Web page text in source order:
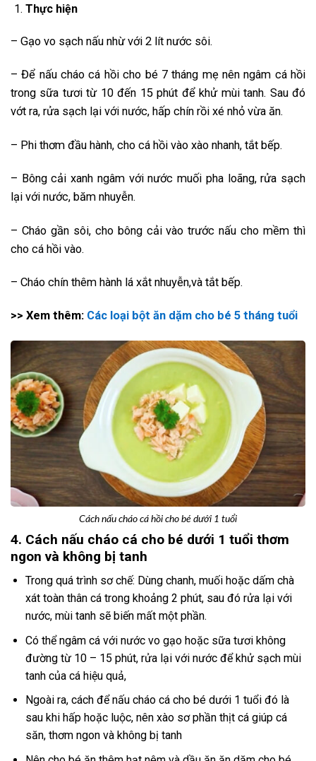
Thực hiện
– Gạo vo sạch nấu nhừ với 2 lít nước sôi.
– Để nấu cháo cá hồi cho bé 7 tháng mẹ nên ngâm cá hồi
trong sữa tươi từ 10 đến 15 phút để khử mùi tanh. Sau đó
vớt ra, rửa sạch lại với nước, hấp chín rồi xé nhỏ vừa ăn.
– Phi thơm đầu hành, cho cá hồi vào xào nhanh, tắt bếp.
– Bông cải xanh ngâm với nước muối pha loãng, rửa sạch
lại với nước, băm nhuyễn.
– Cháo gần sôi, cho bông cải vào trước nấu cho mềm thì
cho cá hồi vào.
– Cháo chín thêm hành lá xắt nhuyễn,và tắt bếp.
>> Xem thêm: Các loại bột ăn dặm cho bé 5 tháng tuổi
Cách nấu cháo cá hồi cho bé dưới 1 tuổi
4. Cách nấu cháo cá cho bé dưới 1 tuổi thơm
ngon và không bị tanh
Trong quá trình sơ chế: Dùng chanh, muối hoặc dấm chà
xát toàn thân cá trong khoảng 2 phút, sau đó rửa lại với
nước, mùi tanh sẽ biến mất một phần.
Có thể ngâm cá với nước vo gạo hoặc sữa tươi không
đường từ 10 – 15 phút, rửa lại với nước để khử sạch mùi
tanh của cá hiệu quả,
Ngoài ra, cách để nấu cháo cá cho bé dưới 1 tuổi đó là
sau khi hấp hoặc luộc, nên xào sơ phần thịt cá giúp cá
săn, thơm ngon và không bị tanh